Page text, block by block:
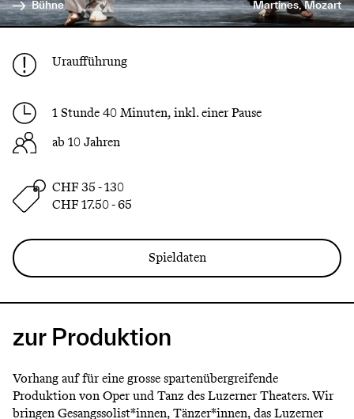
Bühne
Martines, Mozart
Uraufführung
1 Stunde 40 Minuten, inkl. einer Pause
ab 10 Jahren
CHF 35 - 130
CHF 17.50 - 65
Spieldaten
zur Produktion
Vorhang auf für eine grosse spartenübergreifende
Produktion von Oper und Tanz des Luzerner Theaters. Wir
bringen Gesangssolist*innen, Tänzer*innen, das Luzerner